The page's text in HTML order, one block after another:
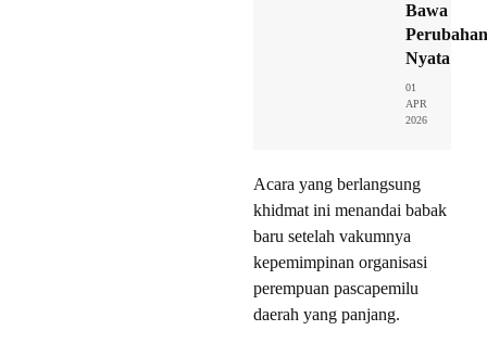
Bawa
Perubahan
Nyata
01
APR
2026
Acara yang berlangsung
khidmat ini menandai babak
baru setelah vakumnya
kepemimpinan organisasi
perempuan pascapemilu
daerah yang panjang.